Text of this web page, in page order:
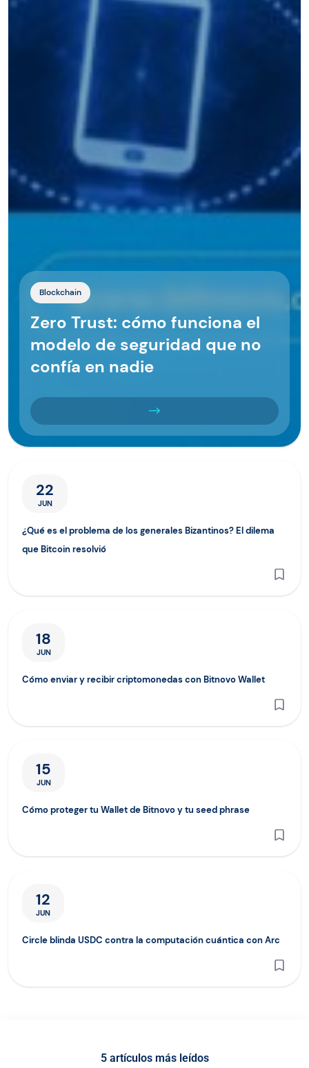
Blockchain
Zero Trust: cómo funciona el
modelo de seguridad que no
confía en nadie
22
JUN
¿Qué es el problema de los generales Bizantinos? El dilema
que Bitcoin resolvió
18
JUN
Cómo enviar y recibir criptomonedas con Bitnovo Wallet
15
JUN
Cómo proteger tu Wallet de Bitnovo y tu seed phrase
12
JUN
Circle blinda USDC contra la computación cuántica con Arc
5 artículos más leídos